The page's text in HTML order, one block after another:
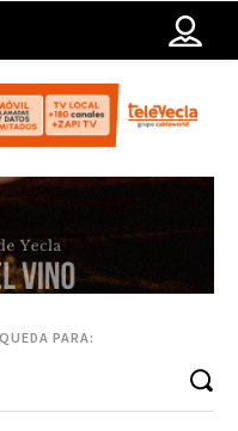
PARA: